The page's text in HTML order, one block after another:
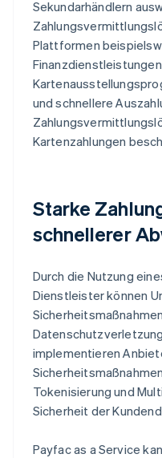
Sekundarhändlern
Plattformen
und schnellere
Kartenzahlungen
Starke
schnellerer
Durch die Nutzung
Dienstleister können
implementieren
Tokenisierung und
Sicherheit der
Payfac as a Service